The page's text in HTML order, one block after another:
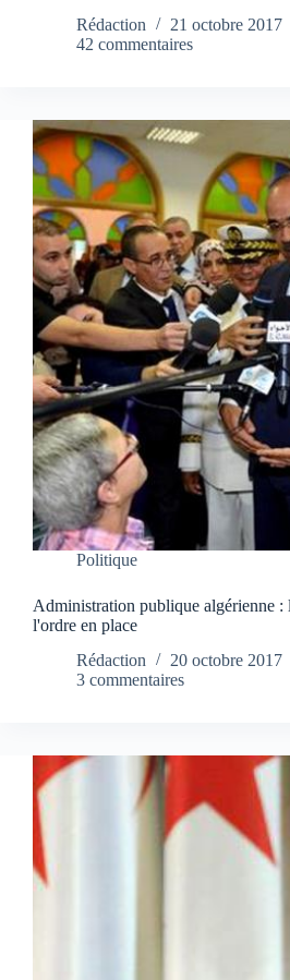
Rédaction
21 octobre 2017
42 commentaires
Politique
Administration publique algérienne :
l'ordre en place
Rédaction
20 octobre 2017
3 commentaires